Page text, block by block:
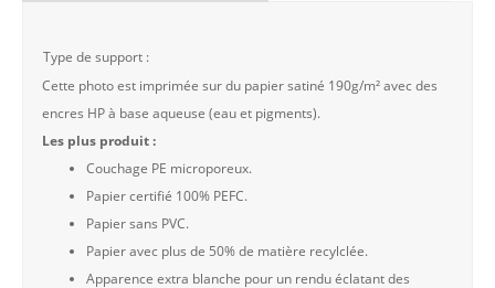
Type de support :
Cette photo est imprimée sur du papier satiné 190g/m² avec des
encres HP à base aqueuse (eau et pigments).
Les plus produit :
Couchage PE microporeux.
Papier certifié 100% PEFC.
Papier sans PVC.
Papier avec plus de 50% de matière recylclée.
Apparence extra blanche pour un rendu éclatant des